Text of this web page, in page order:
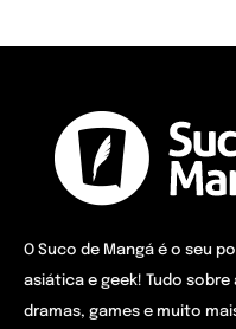
O Suco de Mangá é o seu
asiática e geek! Tudo
dramas, games e muito